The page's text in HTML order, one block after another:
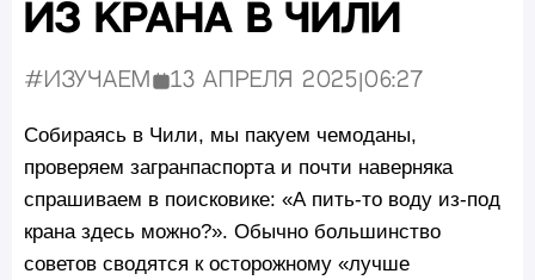
из крана в Чили
#Изучаем Опубликовано:
13 апреля 2025 06:27
Собираясь в Чили, мы пакуем чемоданы,
проверяем загранпаспорта и почти наверняка
спрашиваем в поисковике: «А пить-то воду из-под
крана здесь можно?». Обычно большинство
советов сводятся к осторожному «лучше